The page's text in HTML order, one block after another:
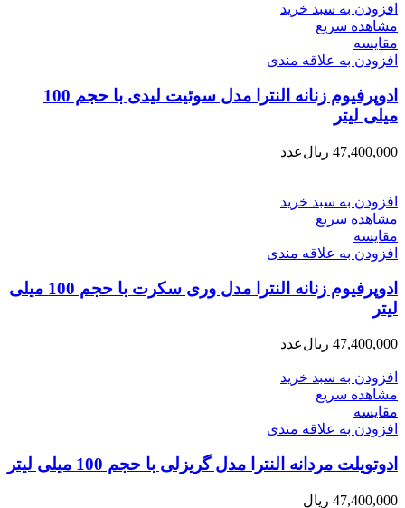
افزودن به سبد خرید
مشاهده سریع
مقایسه
افزودن به علاقه مندی
ادوپرفیوم زنانه النترا مدل سوئیت لیدی با حجم 100
میلی لیتر
47,400,000 ریالعدد
افزودن به سبد خرید
مشاهده سریع
مقایسه
افزودن به علاقه مندی
ادوپرفیوم زنانه النترا مدل وری سکرت با حجم 100 میلی
لیتر
47,400,000 ریالعدد
افزودن به سبد خرید
مشاهده سریع
مقایسه
افزودن به علاقه مندی
ادوتویلت مردانه النترا مدل گریزلی با حجم 100 میلی لیتر
47,400,000 ریال